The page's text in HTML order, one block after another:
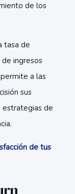
de los
tasa de
de ingresos
a las
sus
estrategias de
de tus